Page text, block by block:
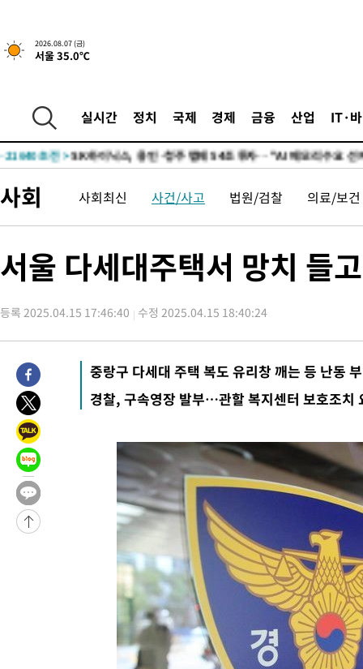
2026.08.07 (금)
서울 35.0℃
실시간 정치 국제 경제 금융 산업 IT·
-25436초 전 >"낮 기온 소폭 하락"…수도권 폭염중대경보, 폭염경보로 하향
-25400초 전 >[속보]이 대통령, '호우피해' 안동·의성 관할 4개 면 특별재난
갈 수도
-23334초 전 >
낮 최고 37도 찜통더위…곳곳 소나기·강원 많은 비[내일날씨]
-21640초 전 >
응"
-18496초 전 >여자배구 이재영·이다영 자매, 아제르바이잔 투란VC 입단
-17483초 전 >
[속보]코스닥, 2.86포인트(0.36%) 내린 798.81마감
-17436초 전 >[속보]코스피, 6200선 약보합…0.60% 내린 6258.77에 마쳐
-17305초 전 > [속보] 노원서 40.1도 관측…서울, 2018년 이후 첫 40도
-13268초 전 >외신들도 주목한 韓축구 파문…"국민적 공분에 수사 재개"
-13239초 전 >11시간 압수수색에 성접대 파문까지…'쑥대밭' 된 축구협회
-12261초 전 >
[속보]규제합리화위원회 부위원장에 김태유 서울대 공대 교
병태 후임
-8619초 전 >
[속보]국힘 윤리위, '돌려차기 발언' 진종오·서범수 징계 절차
-3944초 전 >
[속보] 7월 중국 수출 23.9%↑ 수입 27.5%↑…무역총액
-1104초 전 >
-970초 전 >
[속보]종합특검, '관저이전 봐주기 감사' 유병호 구속기소
40분 전 >
민주 콩고 에볼라환자 4천명 돌파, 4053명 발생 1850명 사망
-25436초 전 >
"낮 기온 소폭 하락"…수도권 폭염중대경보, 폭염경보로 하향
-25400초 전 >
[속보]이 대통령, '호우피해' 안동·의성 관할 4개 면 특별재난
[단독]중수청 지원 검사들, 정원 초과 시 낮은 계급 임용…희망
낮 최고 37도 찜통더위…곳곳 소나기·강원 많은 비[내일날씨]
SK하이닉스, 용인·청주 팹에 54조 투자…"AI 메모리 수요 선
여자배구 이재영·이다영 자매, 아제르바이잔 투란VC 입단
외국인 심판 성 접대 7경기 들여다보니…한국 축구 '5승 2무'
[속보]코스닥, 2.86포인트(0.36%) 내린 798.81마감
사회 사회최신 사건/사고 법원/검찰 의료/보건
서울 다세대주택서 망치 들
등록 2025.04.15 17:46:40 수정 2025.04.15 18:40:24
중랑구 다세대 주택 복도 유리창 깨는 등 난동
경찰, 구속영장 발부…관할 복지센터 보호조치